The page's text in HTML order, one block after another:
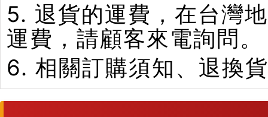
5. 退貨的運費，在台灣
運費，請顧客來電詢問。
6. 相關訂購須知、退換